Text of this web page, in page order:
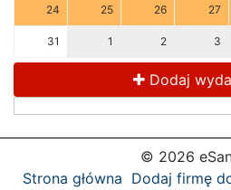
24 25 26 27
31 1 2 3
Dodaj
© 2026
Strona główna Dodaj firmę